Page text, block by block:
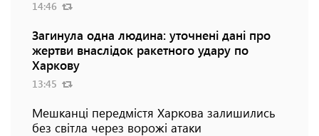
14:46
Загинула одна людина: уточнені дані про
жертви внаслідок ракетного удару по
Харкову
13:45
Мешканці передмістя Харкова залишились
без світла через ворожі атаки